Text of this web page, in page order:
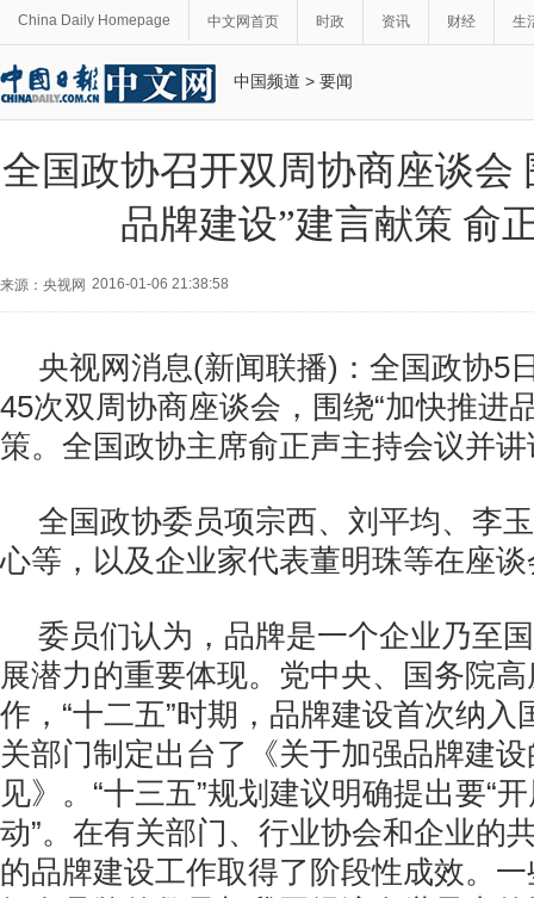
China Daily Homepage 中文网首页 时政 资讯 财经 生
中国频道 > 要闻
全国政协召开双周协商座谈会
品牌建设”建言献策 俞
来源：央视网 2016-01-06 21:38:58
央视网消息(新闻联播) ：全国政协5
45次双周协商座谈会，围绕“加快推进
策。全国政协主席俞正声主持会议并
全国政协委员项宗西、刘平均、李
心等，以及企业家代表董明珠等在座
委员们认为，品牌是一个企业乃至
展潜力的重要体现。党中央、国务院
作，“十二五”时期，品牌建设首次纳入
关部门制定出台了《关于加强品牌建
见》。“十三五”规划建议明确提出要“
动”。在有关部门、行业协会和企业的
的品牌建设工作取得了阶段性成效。